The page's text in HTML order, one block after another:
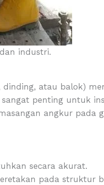
industri.
atau balok)
penting untuk
angkur pada
secara akurat.
pada struktur